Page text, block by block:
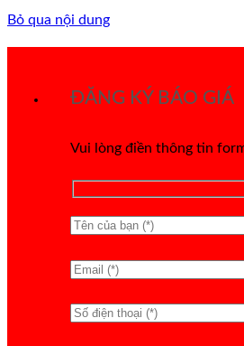
Bỏ qua nội dung
ĐĂNG KÝ BÁO GIÁ
Vui lòng điền thông tin